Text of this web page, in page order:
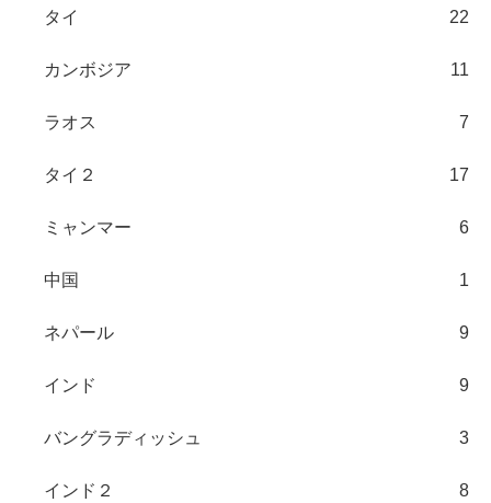
タイ 22
カンボジア 11
ラオス 7
タイ２ 17
ミャンマー 6
中国 1
ネパール 9
インド 9
バングラディッシュ 3
インド２ 8